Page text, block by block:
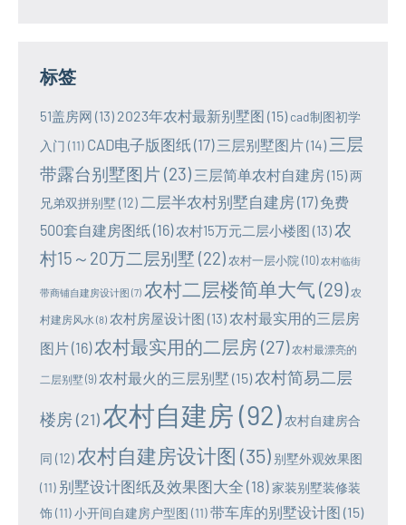
标签
51盖房网 (13) 2023年农村最新别墅图 (15) cad制图初学
入门 (11) CAD电子版图纸(17) 三层别墅图片(14) 三层
带露台别墅图片 (23) 三层简单农村自建房(15)两
兄弟双拼别墅 (12) 二层半农村别墅自建房(17) 免费
500套自建房图纸(16) 农村15万元二层小楼图 (13)农
村15～20万二层别墅 (22)农村一层小院(10) 农村临街
带商铺自建房设计图 (7) 农村二层楼简单大气 (29) 农
村建房风水 (8) 农村房屋设计图 (13) 农村最实用的三层房
图片(16)农村最实用的二层房 (27) 农村最漂亮的
二层别墅(9) 农村最火的三层别墅 (15)农村简易二层
楼房(21)农村自建房 (92) 农村自建房合
同 (12)农村自建房设计图 (35) 别墅外观效果图
(11) 别墅设计图纸及效果图大全 (18)家装别墅装修装
饰(11)小开间自建房户型图 (11)带车库的别墅设计图 (15)